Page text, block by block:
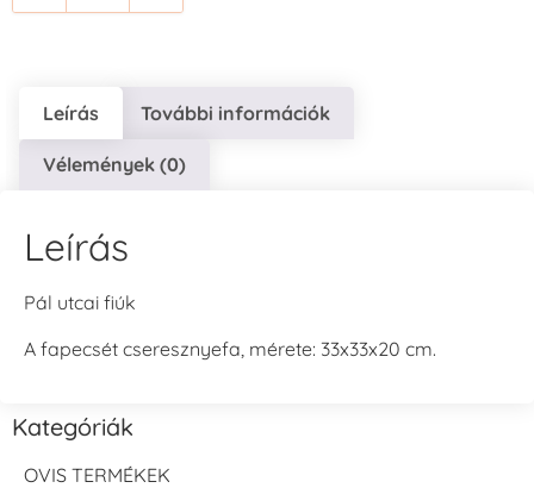
Leírás További információk
Vélemények (0)
Leírás
Pál utcai fiúk
A fapecsét cseresznyefa, mérete: 33x33x20 cm.
Kategóriák
OVIS TERMÉKEK